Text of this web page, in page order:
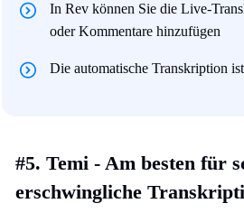
In Rev können Sie die Live-
oder Kommentare hinzufügen
Die automatische Transkription
#5. Temi - Am besten für
erschwingliche